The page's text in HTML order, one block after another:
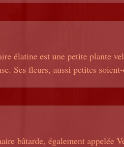
élatine est une petite plante
Ses fleurs, aussi petites
bâtarde, également appelée